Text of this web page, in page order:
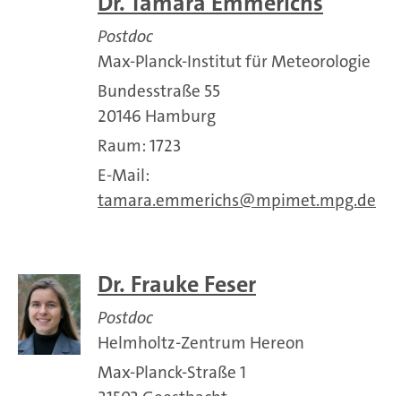
Postdoc
Max-Planck-Institut für Meteorologie
Bundesstraße 55
20146 Hamburg
Raum: 1723
E-Mail:
tamara.emmerichs
mpimet.mpg.de
Dr. Frauke Feser
Postdoc
Helmholtz-Zentrum Hereon
Max-Planck-Straße 1